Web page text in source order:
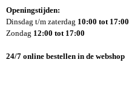
B
O
T
A
R
M
U
E
Openingstijden:
Dinsdag t/m zaterdag 10:00 tot 17:00
Zondag 12:00 tot 17:00
24/7 online bestellen in de webshop